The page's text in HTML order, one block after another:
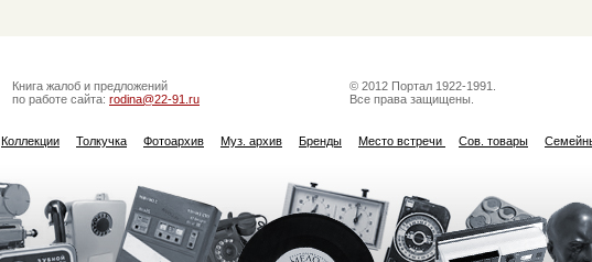
Книга жалоб и предложений
по работе сайта: rodina@22-91.ru
© 2012 Портал 1922-1991.
Все права защищены.
Коллекции Толкучка Фотоархив Муз. архив Бренды Место встречи Сов. товары